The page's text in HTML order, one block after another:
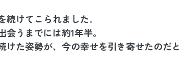
けてこられました。
うまでには約1年半。
けた姿勢が、今の幸せを引き寄せたのだ